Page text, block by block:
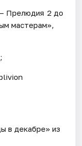
Прелюдия 2 до
мастерам»,
в декабре» из